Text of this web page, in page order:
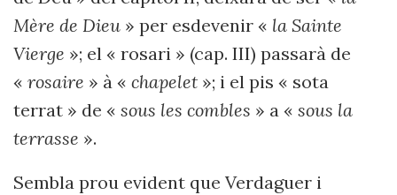
Mère de Dieu » per esdevenir « la Sainte
Vierge »; el « rosari » (cap. III) passarà de
« rosaire » à « chapelet »; i el pis « sota
terrat » de « sous les combles » a « sous la
terrasse ».
Sembla prou evident que Verdaguer i